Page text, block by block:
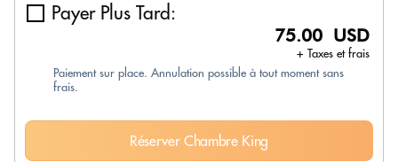
Payer Plus Tard:
75.00 USD
+ Taxes et frais
Paiement sur place. Annulation possible à tout moment sans
frais.
Réserver Chambre King